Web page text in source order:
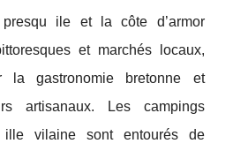
ile et la côte d’armor
et marchés locaux,
la gastronomie bretonne et
artisanaux. Les campings
ille vilaine sont entourés de